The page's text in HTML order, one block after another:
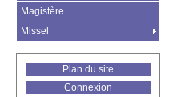
Magistère
Missel
Plan du site
Connexion